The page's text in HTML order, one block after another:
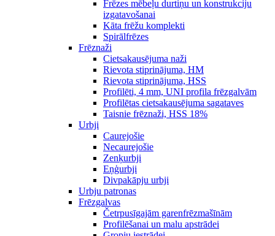
Frēzes mēbeļu durtiņu un konstrukciju
izgatavošanai
Kāta frēžu komplekti
Spirālfrēzes
Frēznaži
Cietsakausējuma naži
Rievota stiprinājuma, HM
Rievota stiprinājuma, HSS
Profilēti, 4 mm, UNI profila frēzgalvām
Profilētas cietsakausējuma sagataves
Taisnie frēznaži, HSS 18%
Urbji
Caurejošie
Necaurejošie
Zenķurbji
Eņģurbji
Divpakāpju urbji
Urbju patronas
Frēzgalvas
Četrpusīgajām garenfrēzmašīnām
Profilēšanai un malu apstrādei